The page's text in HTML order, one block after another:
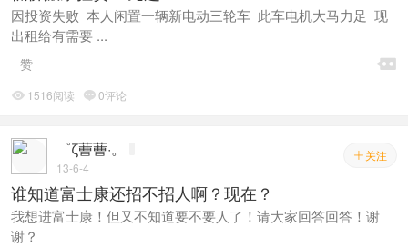
因投资失败 本人闲置一辆新电动三轮车 此车电机大马力足 现
出租给有需要 ...

赞
 1516阅读 0评论
 关注
゜ζ蓸蓸·。
13-6-4
谁知道富士康还招不招人啊？现在？
我想进富士康！但又不知道要不要人了！请大家回答回答！谢
谢？